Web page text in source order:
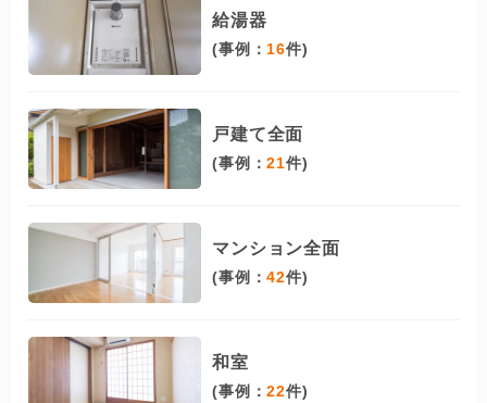
給湯器
(事例： 16件)
戸建て全面
(事例：21件)
マンション全面
(事例：42件)
和室
(事例：22件)